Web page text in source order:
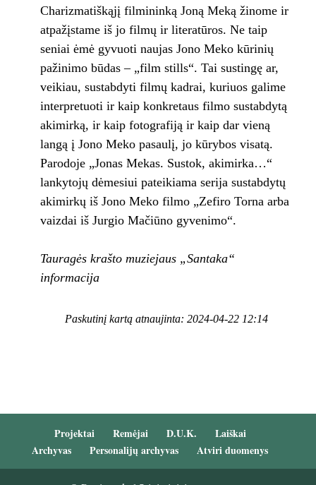
Charizmatiškąjį filmininką Joną Meką žinome ir
atpažįstame iš jo filmų ir literatūros. Ne taip
seniai ėmė gyvuoti naujas Jono Meko kūrinių
pažinimo būdas – „film stills“. Tai sustingę ar,
veikiau, sustabdyti filmų kadrai, kuriuos galime
interpretuoti ir kaip konkretaus filmo sustabdytą
akimirką, ir kaip fotografiją ir kaip dar vieną
langą į Jono Meko pasaulį, jo kūrybos visatą.
Parodoje „Jonas Mekas. Sustok, akimirka…“
lankytojų dėmesiui pateikiama serija sustabdytų
akimirkų iš Jono Meko filmo „Zefiro Torna arba
vaizdai iš Jurgio Mačiūno gyvenimo“.
Tauragės krašto muziejaus „Santaka“
informacija
Paskutinį kartą atnaujinta: 2024-04-22 12:14
Projektai Remėjai D.U.K.
Laiškai
Archyvas
Personalijų archyvas Atviri duomenys